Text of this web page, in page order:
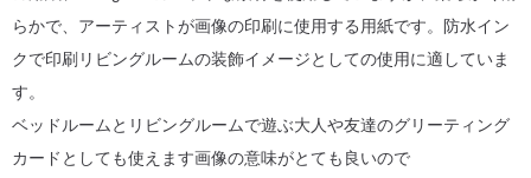
らかで、アーティストが画像の印刷に使用する用紙です。防水イン
クで印刷リビングルームの装飾イメージとしての使用に適していま
す。
ベッドルームとリビングルームで遊ぶ大人や友達のグリーティング
カードとしても使えます画像の意味がとても良いので